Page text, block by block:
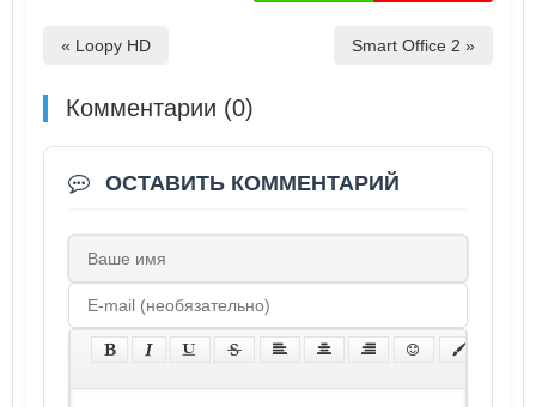
« Loopy HD Smart Office 2 »
Комментарии (0)
ОСТАВИТЬ КОММЕНТАРИЙ